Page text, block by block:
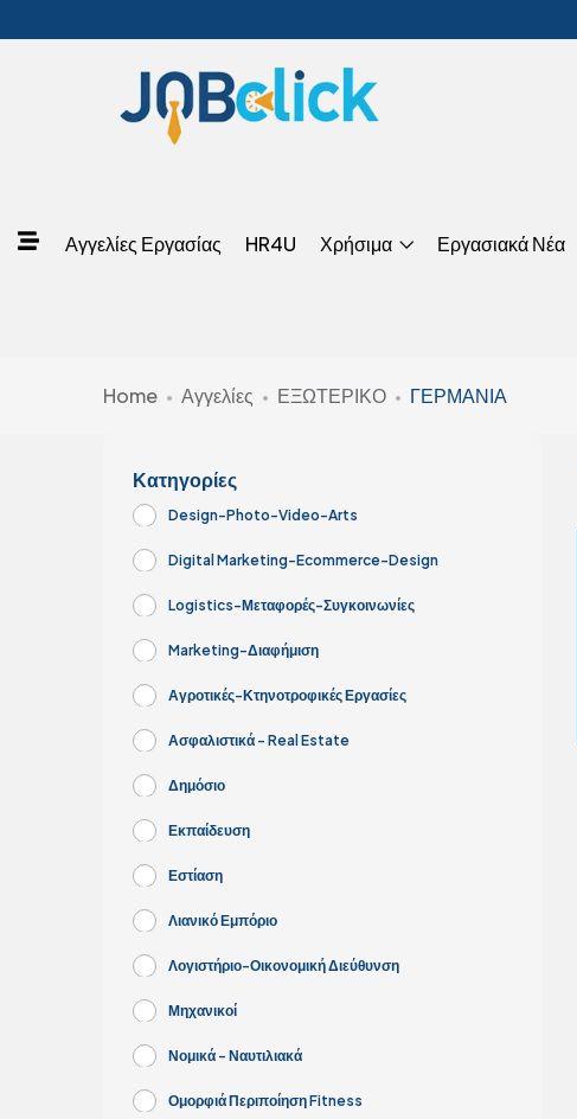
Αγγελίες Εργασίας HR4U Χρήσιμα Εργασιακά Νέα
Home Αγγελίες ΕΞΩΤΕΡΙΚΟ ΓΕΡΜΑΝΙΑ
Κατηγορίες
Design-Photo-Video-Arts
Digital Marketing-Ecommerce-Design
Logistics-Μεταφορές-Συγκοινωνίες
Marketing-Διαφήμιση
Αγροτικές-Κτηνοτροφικές Εργασίες
Ασφαλιστικά - Real Estate
Δημόσιο
Εκπαίδευση
Εστίαση
Λιανικό Εμπόριο
Λογιστήριο-Οικονομική Διεύθυνση
Μηχανικοί
Νομικά - Ναυτιλιακά
Ομορφιά Περιποίηση Fitness